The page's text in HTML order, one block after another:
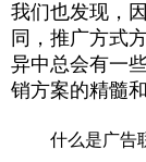
我们也发现，
同，推广方式
异中总会有一
销方案的精髓和
什么是广告